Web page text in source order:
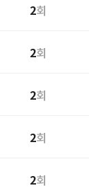
2회
2회
2회
2회
2회